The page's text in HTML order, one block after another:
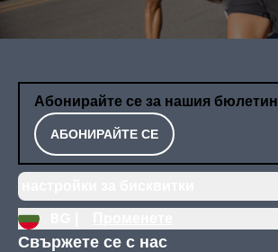
Абонирайте се за нашия бюлетин
АБОНИРАЙТЕ СЕ
Свържете се с нас